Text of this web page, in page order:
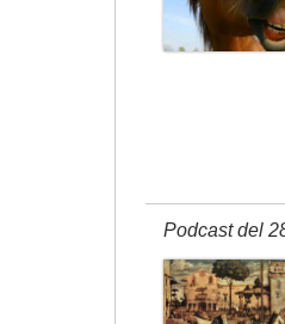
Podcast del